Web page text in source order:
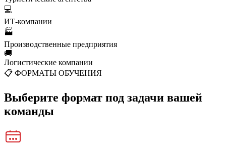
💻
ИТ-компании
🏭
Производственные предприятия
🚚
Логистические компании
📋 ФОРМАТЫ ОБУЧЕНИЯ
Выберите формат под задачи вашей
команды